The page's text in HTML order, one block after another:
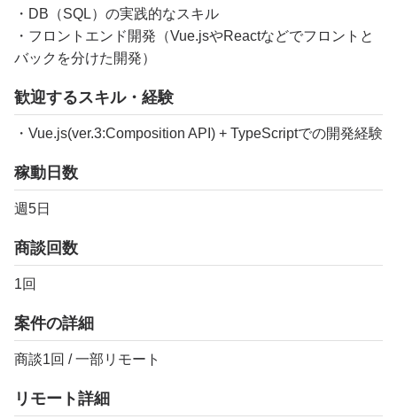
・DB（SQL）の実践的なスキル
・フロントエンド開発（Vue.jsやReactなどでフロントと
バックを分けた開発）
歓迎するスキル・経験
・Vue.js(ver.3:Composition API) + TypeScriptでの開発経験
稼動日数
週5日
商談回数
1回
案件の詳細
商談1回 / 一部リモート
リモート詳細